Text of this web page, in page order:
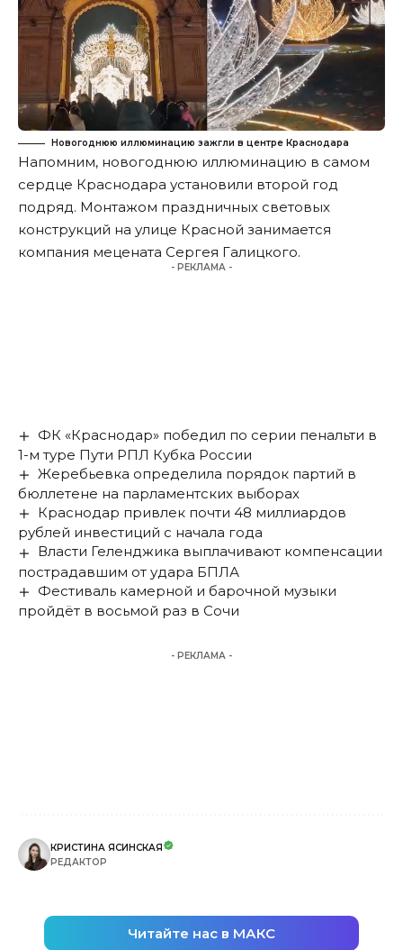
Новогоднюю иллюминацию зажгли в центре Краснодара
Напомним, новогоднюю иллюминацию в самом
сердце Краснодара установили второй год
подряд. Монтажом праздничных световых
конструкций на улице Красной занимается
компания мецената Сергея Галицкого.
- РЕКЛАМА -
ФК «Краснодар» победил по серии пенальти в
1-м туре Пути РПЛ Кубка России
Жеребьевка определила порядок партий в
бюллетене на парламентских выборах
Краснодар привлек почти 48 миллиардов
рублей инвестиций с начала года
Власти Геленджика выплачивают компенсации
пострадавшим от удара БПЛА
Фестиваль камерной и барочной музыки
пройдёт в восьмой раз в Сочи
- РЕКЛАМА -
КРИСТИНА ЯСИНСКАЯ
РЕДАКТОР
Читайте нас в МАКС